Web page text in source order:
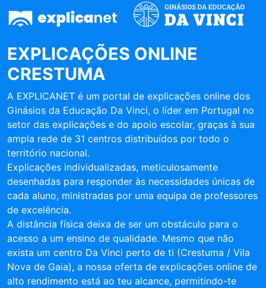
EXPLICAÇÕES ONLINE
CRESTUMA
A EXPLICANET é um portal de explicações online dos
Ginásios da Educação Da Vinci, o líder em Portugal no
setor das explicações e do apoio escolar, graças à sua
ampla rede de 31 centros distribuídos por todo o
território nacional.
Explicações individualizadas, meticulosamente
desenhadas para responder às necessidades únicas de
cada aluno, ministradas por uma equipa de professores
de excelência.
A distância física deixa de ser um obstáculo para o
acesso a um ensino de qualidade. Mesmo que não
exista um centro Da Vinci perto de ti (Crestuma / Vila
Nova de Gaia), a nossa oferta de explicações online de
alto rendimento está ao teu alcance, permitindo-te